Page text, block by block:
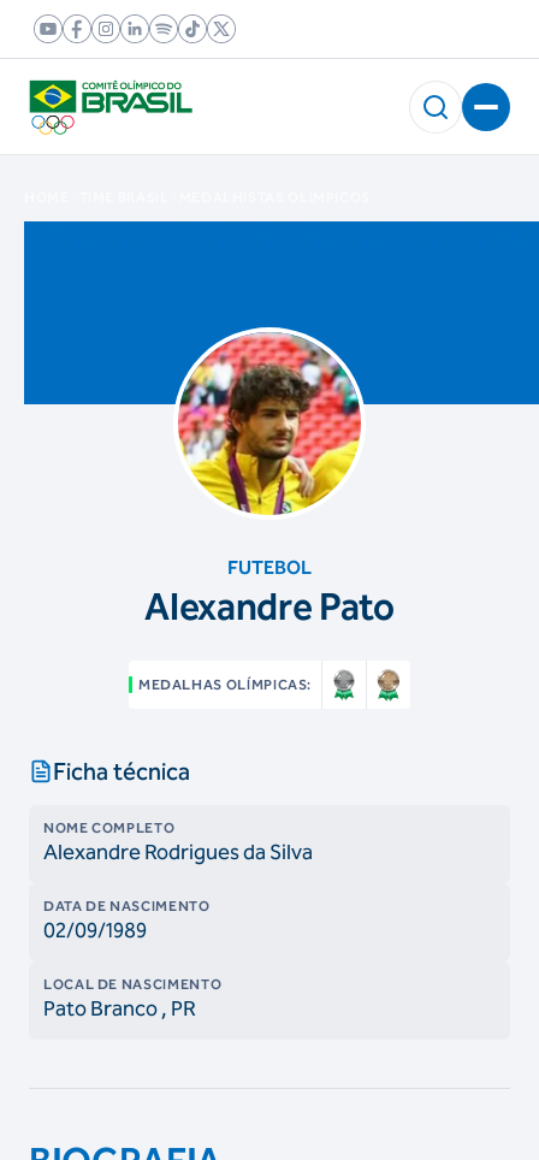
FUTEBOL
Alexandre Pato
MEDALHAS OLÍMPICAS:
Ficha técnica
NOME COMPLETO
Alexandre Rodrigues da Silva
DATA DE NASCIMENTO
02/09/1989
LOCAL DE NASCIMENTO
Pato Branco, PR